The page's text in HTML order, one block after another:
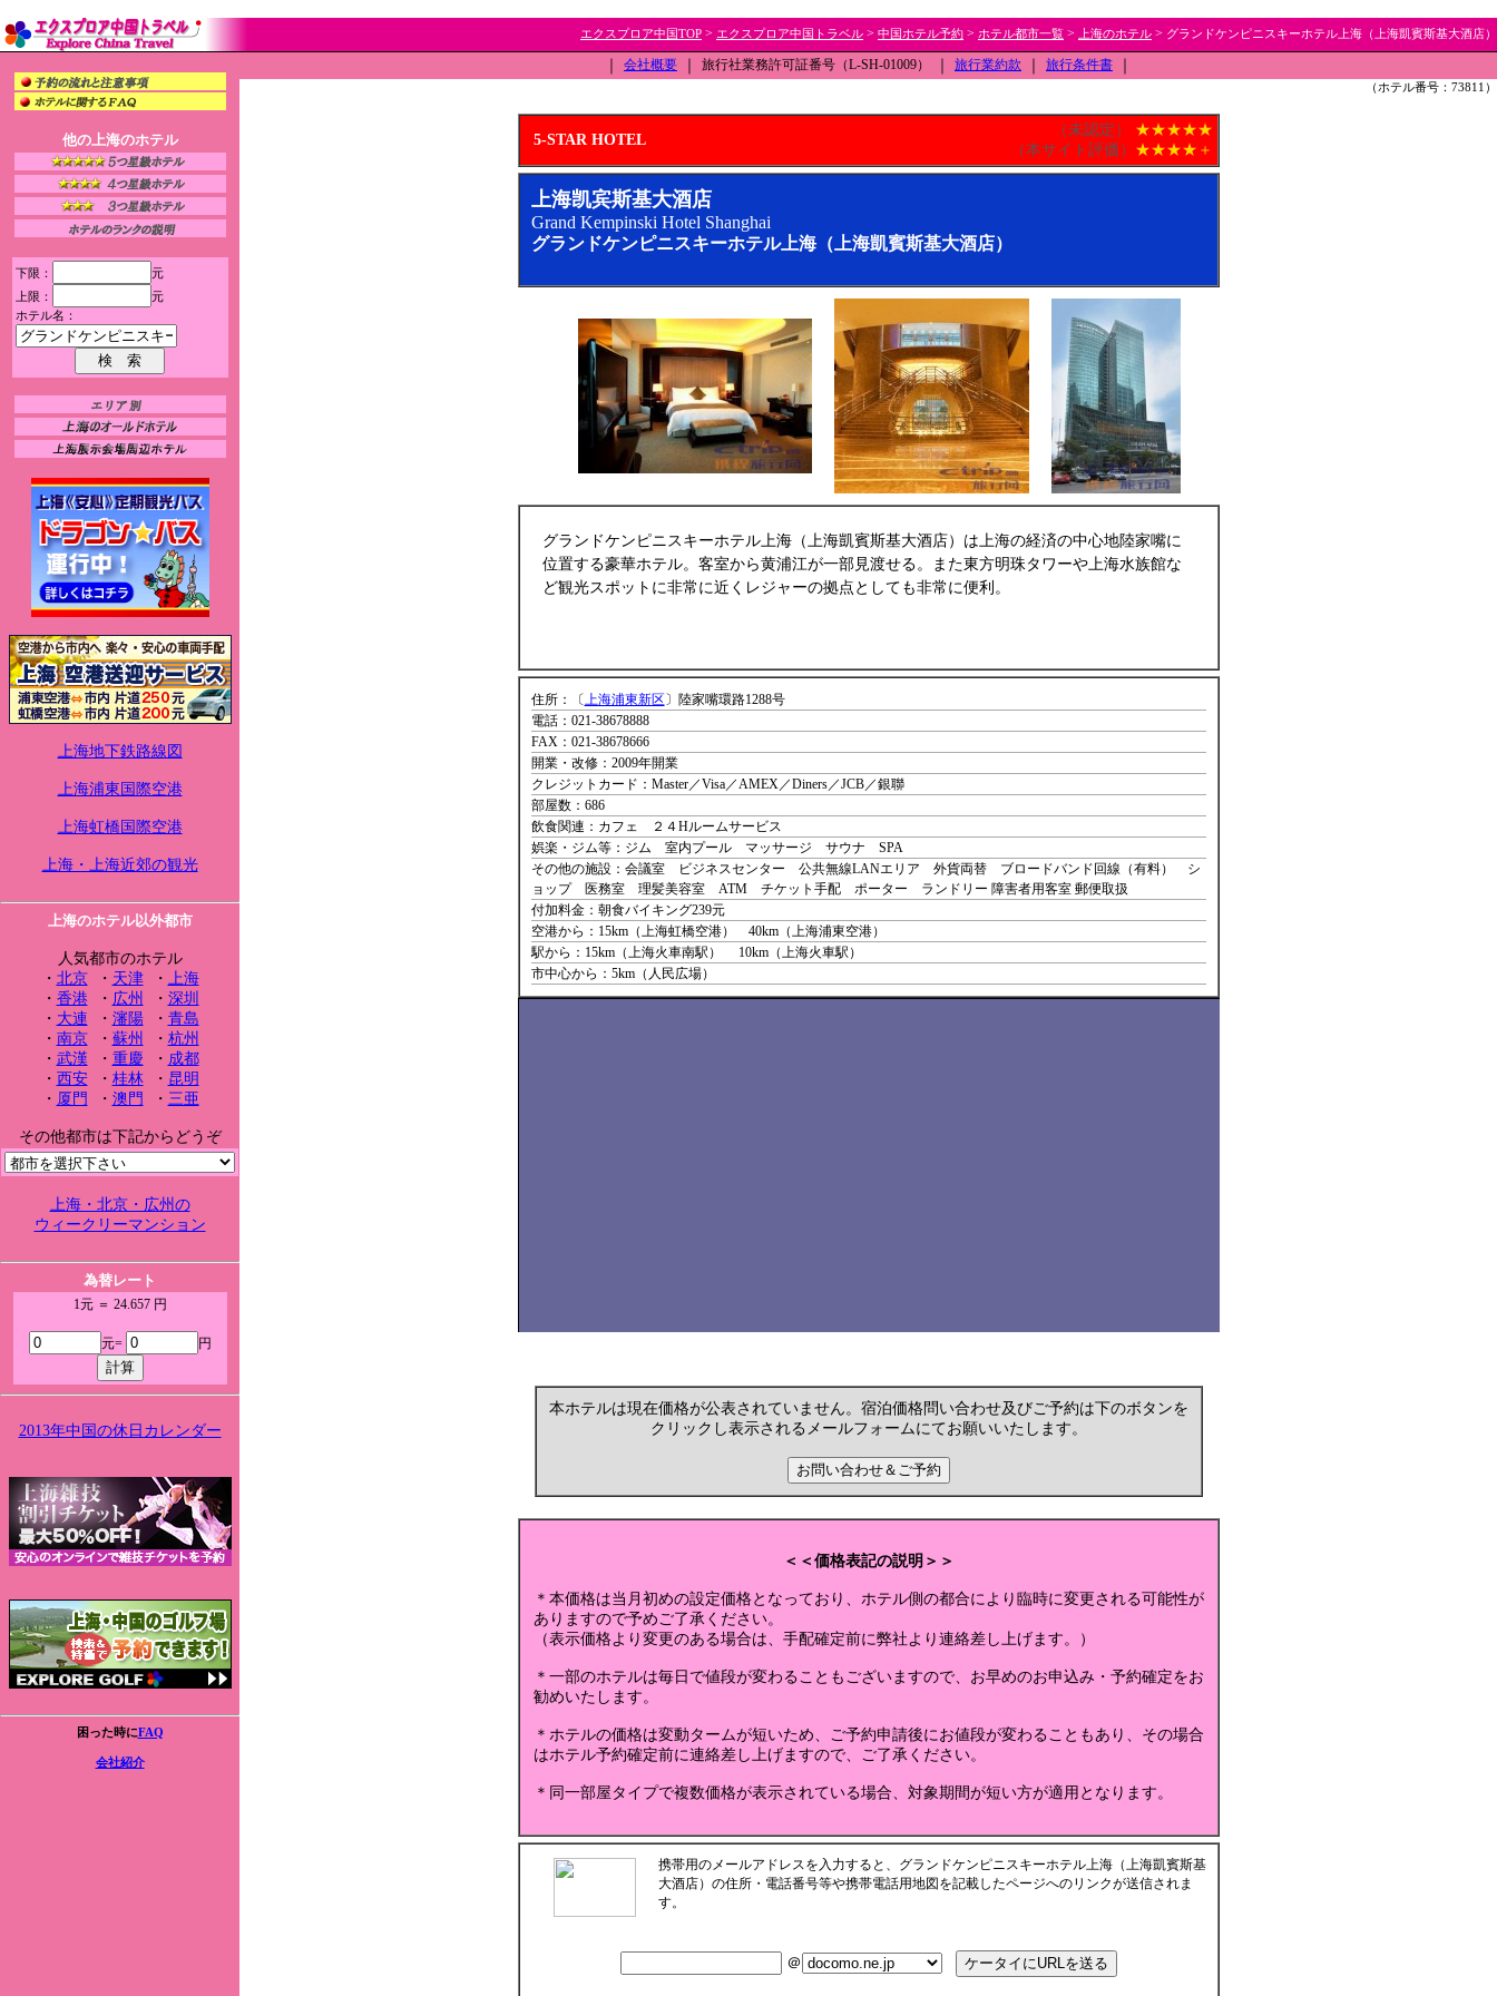
エクスプロア中国TOP > エクスプロア中国トラベル > 中国ホテル予約 > ホテル都市一覧 > 上海のホテル > グランドケンピニスキーホテル上海（上海凱賓斯基大酒店）
他の上海のホテル
下限：
元
上限：
元
ホテル名：
上海地下鉄路線図
上海浦東国際空港
上海虹橋国際空港
上海・上海近郊の観光
上海のホテル以外都市
人気都市のホテル
・ 北京・ 天津・ 上海
・ 香港・ 広州 ・ 深圳
・ 大連 ・ 瀋陽・ 青島
・ 南京・ 蘇州 ・ 杭州
・ 武漢 ・ 重慶 ・ 成都
・ 西安・ 桂林・ 昆明
・ 厦門 ・ 澳門 ・ 三亜
その他都市は下記からどうぞ
上海・北京・広州の
ウィークリーマンション
為替レート
1元 ＝ 24.657 円
元= 円
2013年中国の休日カレンダー
困った時にFAQ
会社紹介
会社概要 旅行社業務許可証番号（L-SH-01009） 旅行業約款 旅行条件書
（ホテル番号：73811）
5-STAR HOTEL
（未認定）
★★★★★
（本サイト評価） ★★★★＋
上海凯宾斯基大酒店
Grand Kempinski Hotel Shanghai
グランドケンピニスキーホテル上海（上海凱賓斯基大酒店）
グランドケンピニスキーホテル上海（上海凱賓斯基大酒店）は上海の経済の中心地陸家嘴に
位置する豪華ホテル。客室から黄浦江が一部見渡せる。また東方明珠タワーや上海水族館な
ど観光スポットに非常に近くレジャーの拠点としても非常に便利。
住所：〔上海浦東新区 〕陸家嘴環路1288号
電話：021-38678888
FAX：021-38678666
開業・改修：2009年開業
クレジットカード：Master／Visa／AMEX／Diners／JCB／銀聯
部屋数：686
飲食関連：カフェ ２４Hルームサービス
娯楽・ジム等：ジム 室内プール マッサージ サウナ SPA
その他の施設：会議室 ビジネスセンター 公共無線LANエリア 外貨両替 ブロードバンド回線（有料） シ
ョップ 医務室 理髪美容室 ATM チケット手配 ポーター ランドリー 障害者用客室 郵便取扱
付加料金：朝食バイキング239元
空港から：15km（上海虹橋空港） 40km（上海浦東空港）
駅から：15km（上海火車南駅） 10km（上海火車駅）
市中心から：5km（人民広場）
本ホテルは現在価格が公表されていません。宿泊価格問い合わせ及びご予約は下のボタンを
クリックし表示されるメールフォームにてお願いいたします。
＜＜価格表記の説明＞＞
＊本価格は当月初めの設定価格となっており、ホテル側の都合により臨時に変更される可能性が
ありますので予めご了承ください。
（表示価格より変更のある場合は、手配確定前に弊社より連絡差し上げます。）
＊一部のホテルは毎日で値段が変わることもございますので、お早めのお申込み・予約確定をお
勧めいたします。
＊ホテルの価格は変動タームが短いため、ご予約申請後にお値段が変わることもあり、その場合
はホテル予約確定前に連絡差し上げますので、ご了承ください。
＊同一部屋タイプで複数価格が表示されている場合、対象期間が短い方が適用となります。
携帯用のメールアドレスを入力すると、グランドケンピニスキーホテル上海（上海凱賓斯基
大酒店）の住所・電話番号等や携帯電話用地図を記載したページへのリンクが送信されま
す。
＠